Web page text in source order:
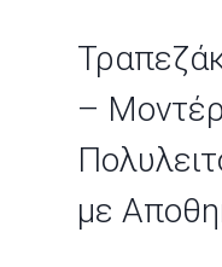
–
με